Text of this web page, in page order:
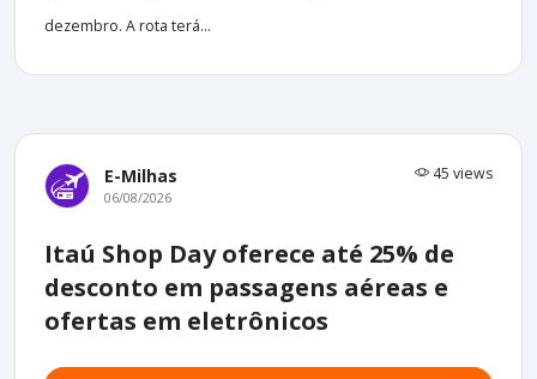
dezembro. A rota terá...
E-Milhas 45 views
06/08/2026
Itaú Shop Day oferece até 25% de
desconto em passagens aéreas e
ofertas em eletrônicos